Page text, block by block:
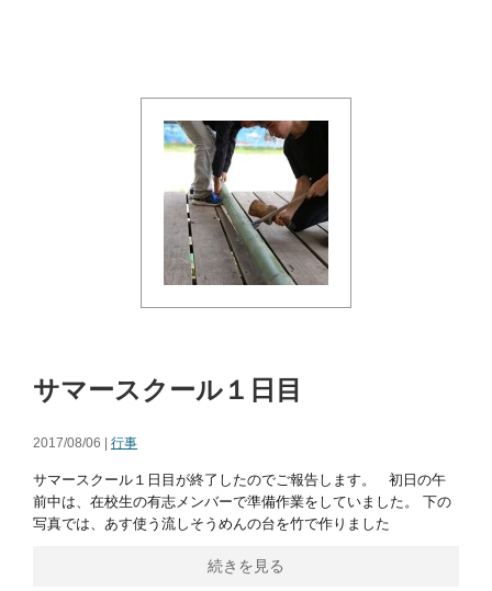
サマースクール１日目
2017/08/06 | 行事
サマースクール１日目が終了したのでご報告します。 初日の午
前中は、在校生の有志メンバーで準備作業をしていました。 下の
写真では、あす使う流しそうめんの台を竹で作りました
続きを見る